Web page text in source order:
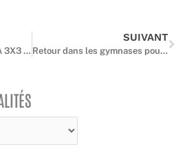
La Caisse d’Epargne FIBA 3X3 Europe Cup 2021 s’invite sur le Trocadéro
SUIVANT
Retour dans les gymnases pour les mineurs